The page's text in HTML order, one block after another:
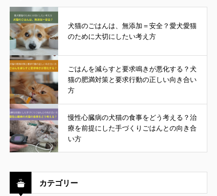
犬猫のごはんは、無添加＝安全？愛犬愛猫
のために大切にしたい考え方
ごはんを減らすと要求鳴きが悪化する？犬
猫の肥満対策と要求行動の正しい向き合い
方
慢性心臓病の犬猫の食事をどう考える？治
療を前提にした手づくりごはんとの向き合
い方
カテゴリー